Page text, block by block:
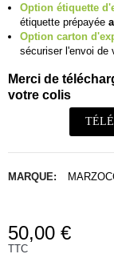
Option étiquette
étiquette prépayée
Option carton
sécuriser l'envoi de
Merci de
votre colis
MARQUE:
50,00 €
TTC